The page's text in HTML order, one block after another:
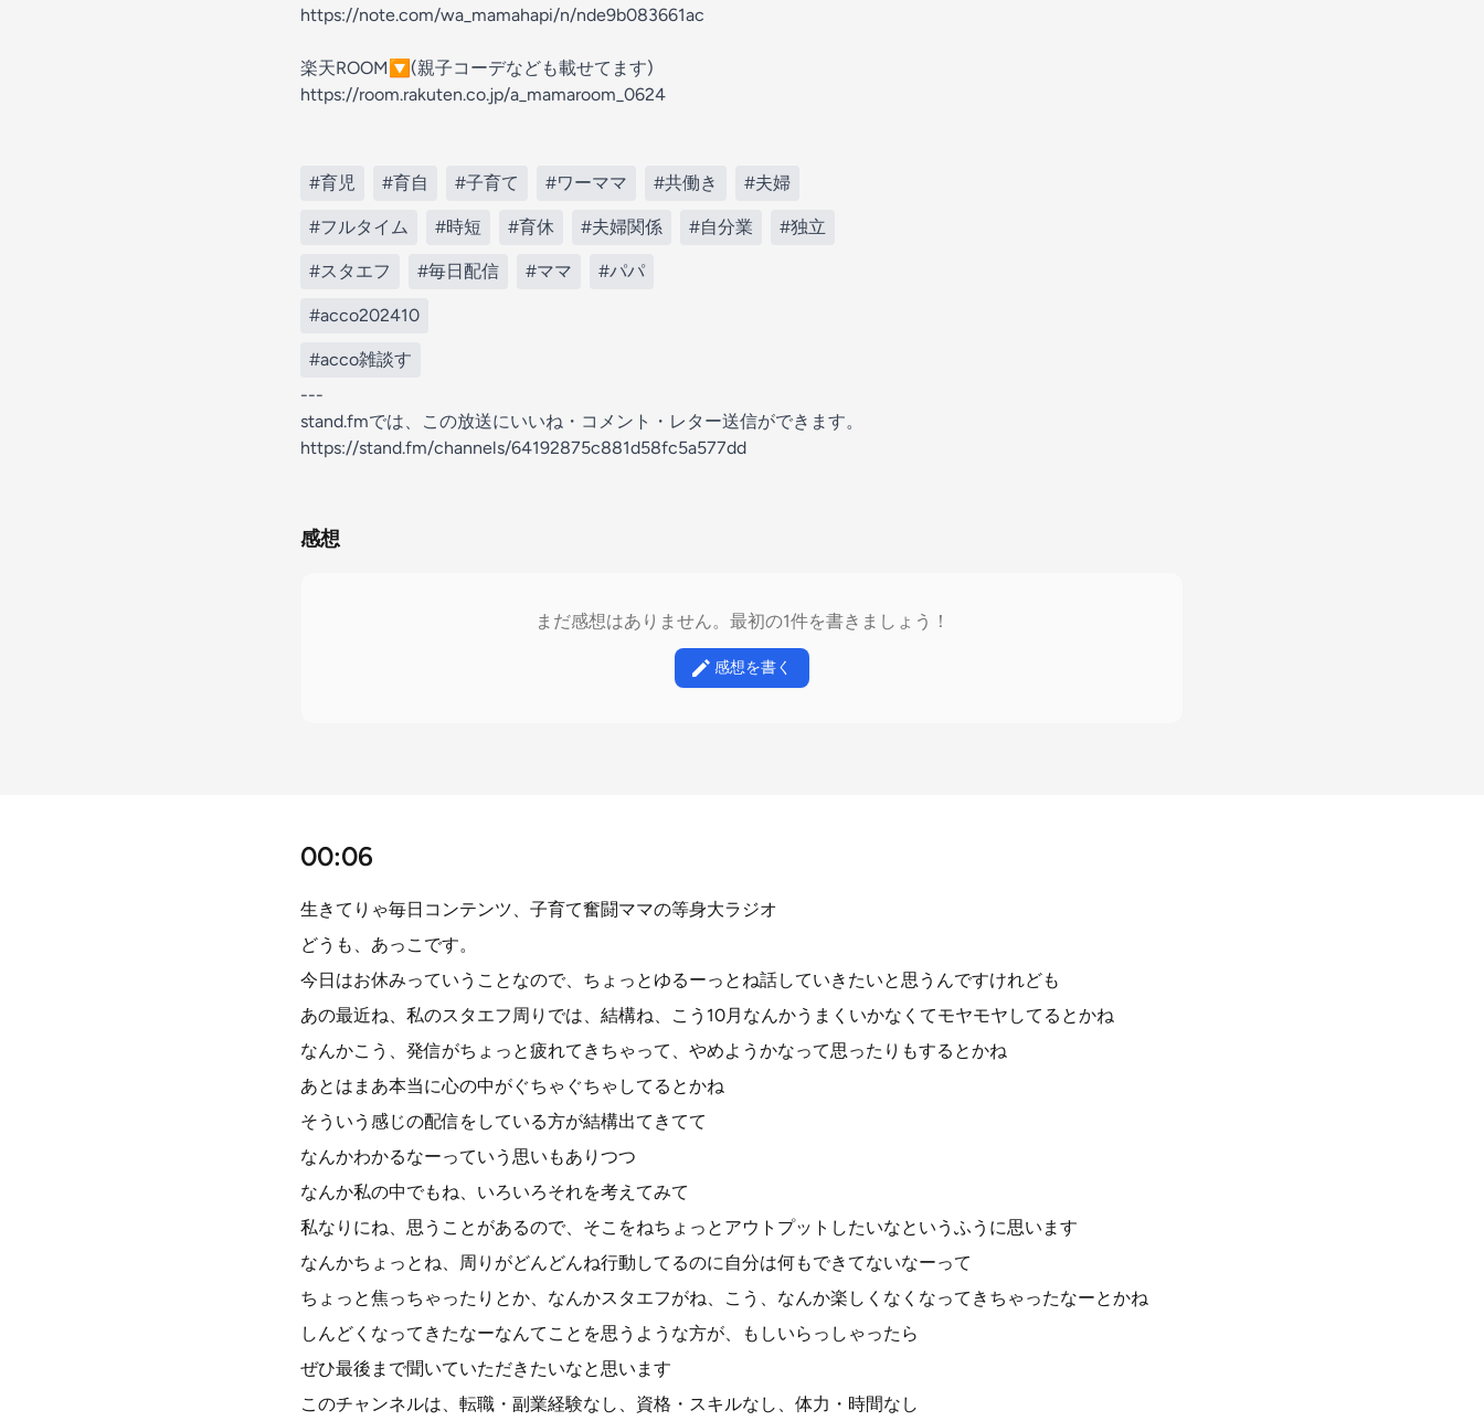
https://note.com/wa_mamahapi/n/nde9b083661ac
楽天ROOM🔽(親子コーデなども載せてます)
https://room.rakuten.co.jp/a_mamaroom_0624
#育児 #育自 #子育て #ワーママ #共働き #夫婦
#フルタイム #時短 #育休 #夫婦関係 #自分業 #独立
#スタエフ #毎日配信 #ママ #パパ
#acco202410
#acco雑談す
---
stand.fmでは、この放送にいいね・コメント・レター送信ができます。
https://stand.fm/channels/64192875c881d58fc5a577dd
感想
まだ感想はありません。最初の1件を書きましょう！
感想を書く
00:06
生きてりゃ毎日コンテンツ、子育て奮闘ママの等身大ラジオ
どうも、あっこです。
今日はお休みっていうことなので、ちょっとゆるーっとね話していきたいと思うんですけれども
あの最近ね、私のスタエフ周りでは、結構ね、こう10月なんかうまくいかなくてモヤモヤしてるとかね
なんかこう、発信がちょっと疲れてきちゃって、やめようかなって思ったりもするとかね
あとはまあ本当に心の中がぐちゃぐちゃしてるとかね
そういう感じの配信をしている方が結構出てきてて
なんかわかるなーっていう思いもありつつ
なんか私の中でもね、いろいろそれを考えてみて
私なりにね、思うことがあるので、そこをねちょっとアウトプットしたいなというふうに思います
なんかちょっとね、周りがどんどんね行動してるのに自分は何もできてないなーって
ちょっと焦っちゃったりとか、なんかスタエフがね、こう、なんか楽しくなくなってきちゃったなーとかね
しんどくなってきたなーなんてことを思うような方が、もしいらっしゃったら
ぜひ最後まで聞いていただきたいなと思います
このチャンネルは、転職・副業経験なし、資格・スキルなし、体力・時間なし